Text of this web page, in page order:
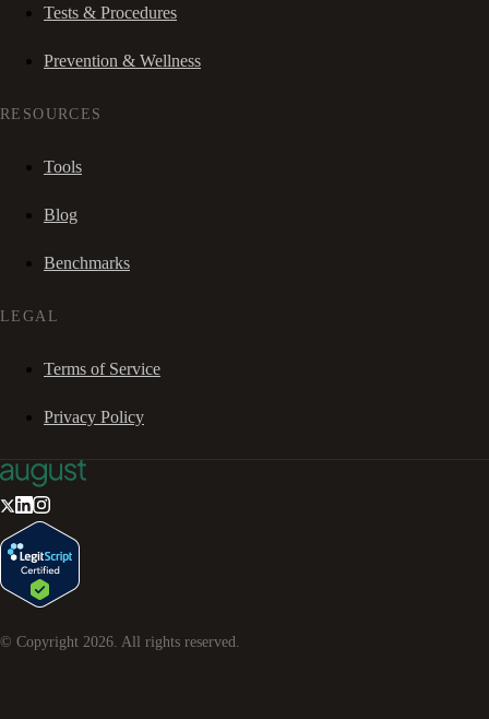
Tests & Procedures
Prevention & Wellness
RESOURCES
Tools
Blog
Benchmarks
LEGAL
Terms of Service
Privacy Policy
© Copyright 2026 . All rights reserved.